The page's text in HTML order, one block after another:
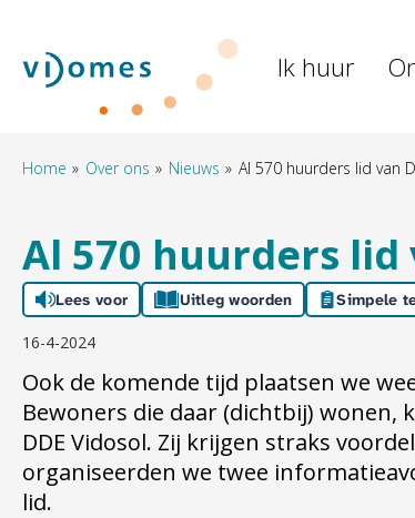
Naar hoofdinhoud
Naar hoofdnavigatiemenu
Naar zoeken
Naar de homepage Ik huur
Home Over ons Nieuws Al 570 huurders lid van
Al 570 huurders lid
Lees voor Uitleg woorden Simpele
16-4-2024
Ook de komende tijd plaatsen we
Bewoners die daar (dichtbij) wonen,
DDE Vidosol. Zij krijgen straks
organiseerden we twee
lid.